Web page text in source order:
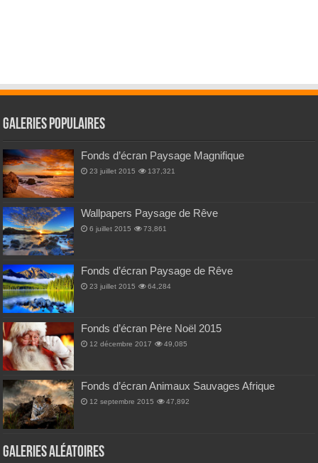
Galeries Populaires
Fonds d’écran Paysage Magnifique
23 juillet 2015 137,321
Wallpapers Paysage de Rêve
6 juillet 2015 73,861
Fonds d’écran Paysage de Rêve
23 juillet 2015 64,284
Fonds d’écran Père Noël 2015
12 décembre 2017 49,085
Fonds d’écran Animaux Sauvages Afrique
12 septembre 2015 47,892
Galeries Aléatoires